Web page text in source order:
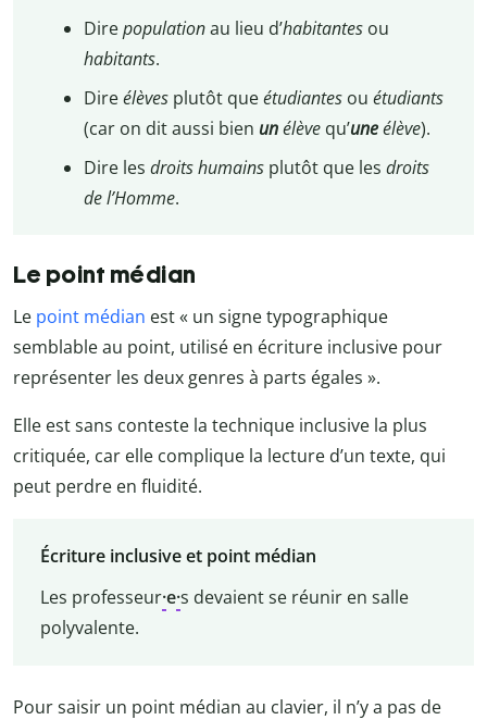
Direpopulationau lieu d’habitantesou
habitants.
Direélèvesplutôt queétudiantesou étudiants
(car on dit aussi bien unélèvequ’uneélève).
Dire les droits humainsplutôt que les droits
de l’Homme.
Le point médian
Le point médian est « un signe typographique
semblable au point, utilisé en écriture inclusive pour
représenter les deux genres à parts égales ».
Elle est sans conteste la technique inclusive la plus
critiquée, car elle complique la lecture d’un texte, qui
peut perdre en fluidité.
Écriture inclusive et point médian
Les professeur·e·s devaient se réunir en salle
polyvalente.
Pour saisir un point médian au clavier, il n’y a pas de